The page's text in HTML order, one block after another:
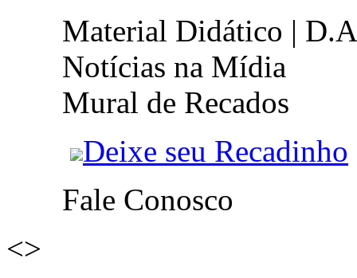
Material Didático |
Notícias na Mídia
Mural de Recados
Deixe seu Recadinho
Fale Conosco
<>